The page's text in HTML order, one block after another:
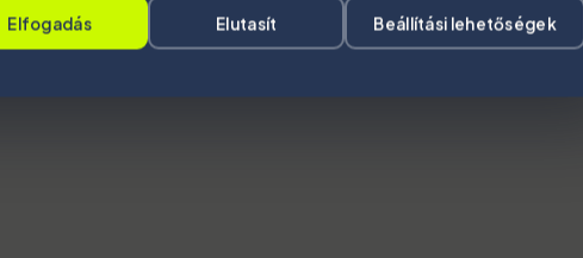
Elfogadás Elutasít Beállítási lehetőségek